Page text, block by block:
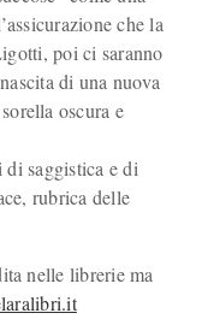
che la
poi ci saranno
di una nuova
oscura e
saggistica e di
rubrica delle
nelle librerie ma